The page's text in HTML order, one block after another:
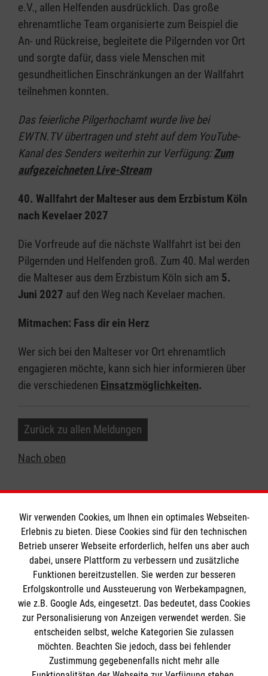
e.V., allen Helfenden ausdrücklich. Das große
ehrenamtliche Team organisierte zum Beispiel die
An- und Rückreise, begleitete die Pilgernden vor Ort
und sorgte dafür, dass viele Menschen mit
gesundheitlichen Einschränkungen an der Wallfahrt
teilnehmen konnten.
Das feierliche Pilgerhochamt wurde live bei
EWTN.TV übertragen und steht auf dem YouTube-
Kanal des Senders weiterhin zur Verfügung:Zum
aufgezeichneten Live-Stream
40. Wallfahrt der Malteser aus dem Erzbistum Köln
nach Kevelaer 2027
Die Vorfreude auf die nächste Wallfahrt ist bei den
Pilgernden und Helfenden groß. Zum 40. Mal werden
die Malteser aus dem Erzbistum Köln sich am 5.
Juni 2027 auf den Weg nach Kevelaer machen.
Mitmachen: Fass dir ein Herz
Wer sich bei den Malteser vor Ort ehrenamtlich
engagieren möchte, kann sich hier informieren über
die verschiedenen Einsatzmöglichkeiten.
Zurück zu allen Meldungen
Nach oben
Informationen
Impressum
Datenschutz
Barrierefreiheit
Kontakt
Ansprechpersonen
Die Malteser
Malteser in Deutschland
Wir verwenden Cookies, um Ihnen ein optimales Webseiten-
Erlebnis zu bieten. Diese Cookies sind für den technischen
Betrieb unserer Webseite erforderlich, helfen uns aber auch
dabei, unsere Plattform zu verbessern und zusätzliche
Funktionen bereitzustellen. Sie werden zur besseren
Erfolgskontrolle und Aussteuerung von Werbekampagnen,
wie z.B. Google Ads, eingesetzt. Das bedeutet, dass Cookies
zur Personalisierung von Anzeigen verwendet werden. Sie
entscheiden selbst, welche Kategorien Sie zulassen
möchten. Beachten Sie jedoch, dass bei fehlender
Zustimmung gegebenenfalls nicht mehr alle